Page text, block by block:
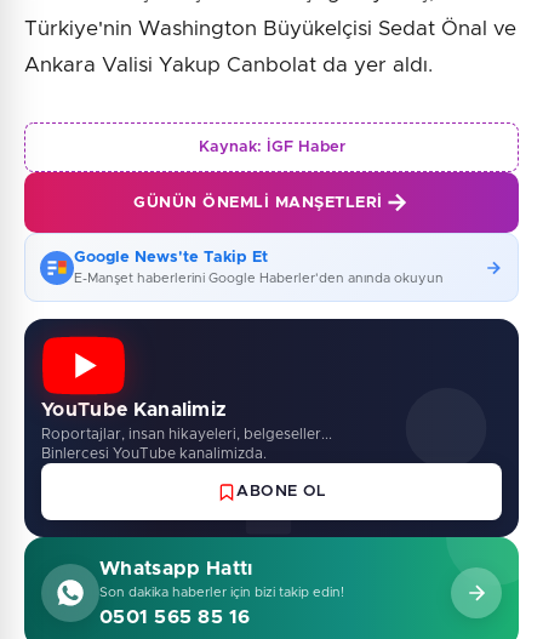
Türkiye'nin Washington Büyükelçisi Sedat Önal ve
Ankara Valisi Yakup Canbolat da yer aldı.
Kaynak: İGF Haber
GÜNÜN ÖNEMLI MANŞETLERI
Google News'te Takip Et
E-Manşet haberlerini Google Haberler'den anında okuyun
YouTube Kanalimiz
Roportajlar, insan hikayeleri, belgeseller...
Binlercesi YouTube kanalimizda.
ABONE OL
Whatsapp Hattı
Son dakika haberler için bizi takip edin!
0501 565 85 16